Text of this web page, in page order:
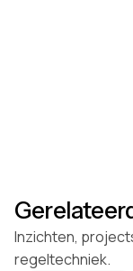
Inzichten,
regeltechniek.